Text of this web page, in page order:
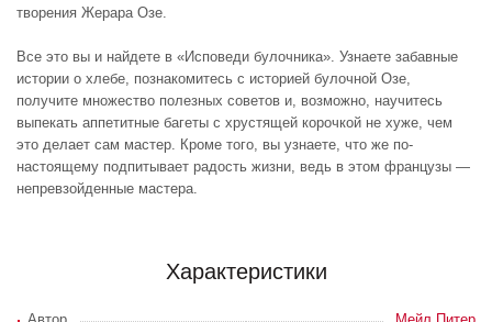
творения Жерара Озе.
Все это вы и найдете в «Исповеди булочника». Узнаете забавные
истории о хлебе, познакомитесь с историей булочной Озе,
получите множество полезных советов и, возможно, научитесь
выпекать аппетитные багеты с хрустящей корочкой не хуже, чем
это делает сам мастер. Кроме того, вы узнаете, что же по-
настоящему подпитывает радость жизни, ведь в этом французы —
непревзойденные мастера.
Характеристики